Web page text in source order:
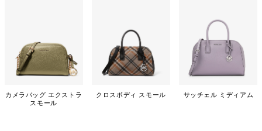
カメラバッグ エクストラ
スモール
クロスボディ スモール サッチェル ミディアム